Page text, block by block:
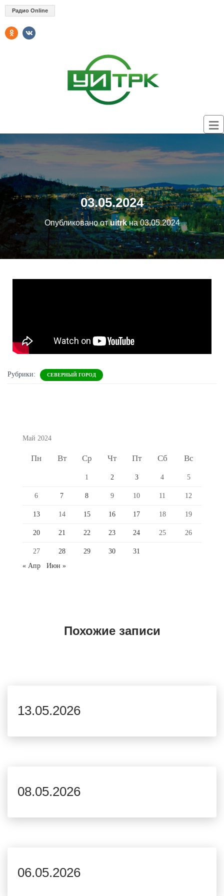
Радио Online
03.05.2024
Опубликовано отuitrkна03.05.2024
Рубрики: СЕВЕРНЫЙ ГОРОД
Май 2024
Пн Вт Ср Чт Пт Сб Вс
1 2 3 4 5
6 7 8 9 10 11 12
13 14 15 16 17 18 19
20 21 22 23 24 25 26
27 28 29 30
31
« Апр
Июн »
Похожие записи
13.05.2026
08.05.2026
06.05.2026